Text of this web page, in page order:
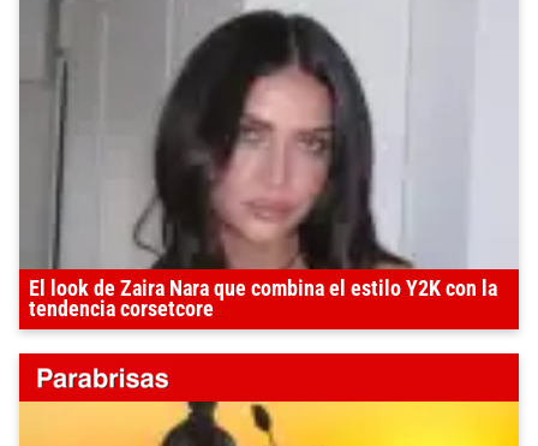
El look de Zaira Nara que combina el estilo Y2K con la
tendencia corsetcore